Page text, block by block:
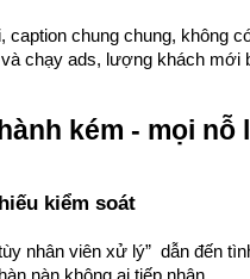
caption chung chung, không
chạy ads, lượng khách mới
kém - mọi
kiểm soát
nhân viên xử lý”  dẫn đến
nàn không ai tiếp nhận...